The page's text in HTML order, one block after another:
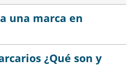
una marca en
¿Qué son y